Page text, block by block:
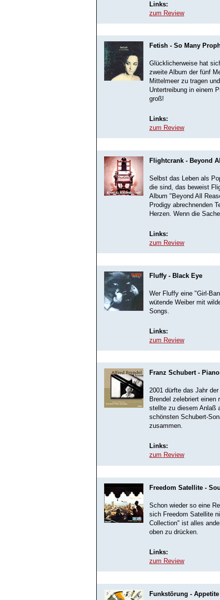
Links:
zum Review
Fetish - So Many
Glücklicherweise hat
zweite Album der fünf
Mittelmeer zu tragen
Untertreibung in einem
groß!
Links:
zum Review
Flightcrank - Beyond
Selbst das Leben als
die sind, das beweist
Album "Beyond All
Prodigy abrechnenden
Herzen. Wenn die
Links:
zum Review
Fluffy - Black Eye
Wer Fluffy eine "Girl-
wütende Weiber mit
Songs.
Links:
zum Review
Franz Schubert -
2001 dürfte das Jahr
Brendel zelebriert einen
stellte zu diesem Anlaß
schönsten Schubert-
zusammen.
Links:
zum Review
Freedom Satellite -
Schon wieder so eine
sich Freedom Satellite
Collection" ist alles
oben zu drücken.
Links:
zum Review
Funkstörung -